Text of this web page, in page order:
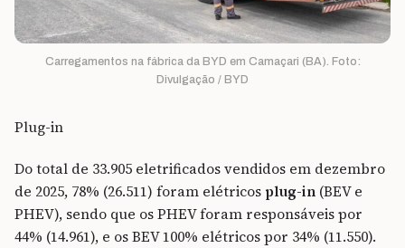
Carregamentos na fábrica da BYD em Camaçari (BA). Foto:
Divulgação / BYD
Plug-in
Do total de 33.905 eletrificados vendidos em dezembro
de 2025, 78% (26.511) foram elétricos plug-in (BEV e
PHEV), sendo que os PHEV foram responsáveis por
44% (14.961), e os BEV 100% elétricos por 34% (11.550).